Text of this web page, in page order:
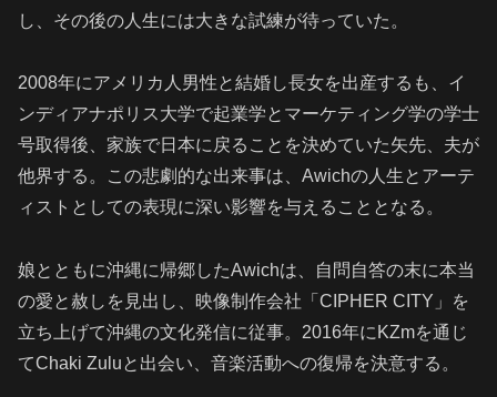
し、その後の人生には大きな試練が待っていた。
2008年にアメリカ人男性と結婚し長女を出産するも、イ
ンディアナポリス大学で起業学とマーケティング学の学士
号取得後、家族で日本に戻ることを決めていた矢先、夫が
他界する。この悲劇的な出来事は、Awichの人生とアーテ
ィストとしての表現に深い影響を与えることとなる。
娘とともに沖縄に帰郷したAwichは、自問自答の末に本当
の愛と赦しを見出し、映像制作会社「CIPHER CITY」を
立ち上げて沖縄の文化発信に従事。2016年にKZmを通じ
てChaki Zuluと出会い、音楽活動への復帰を決意する。